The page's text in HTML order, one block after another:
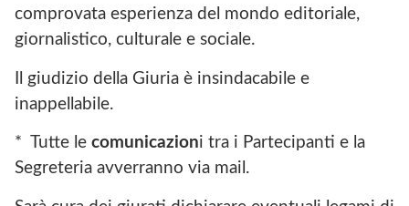
comprovata esperienza del mondo editoriale,
giornalistico, culturale e sociale.
Il giudizio della Giuria è insindacabile e
inappellabile.
* Tutte le comunicazioni tra i Partecipanti e la
Segreteria avverranno via mail.